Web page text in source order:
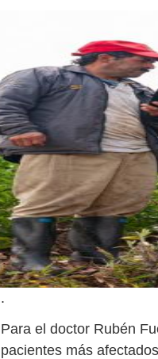
.
Para el doctor Rubén
pacientes más